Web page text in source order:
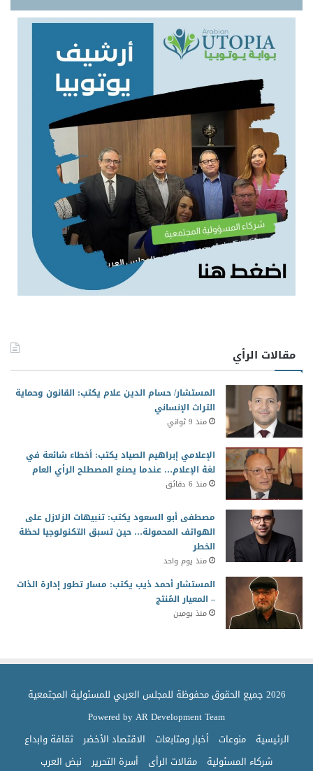
مقالات الرأي
المستشار/ حسام الدين علام يكتب: القانون وحماية
التراث الإنساني
منذ 9 ثواني
الإعلامي إبراهيم الصياد يكتب: أخطاء شائعة في
لغة الإعلام… عندما يصنع المصطلح الرأي العام
منذ 6 دقائق
مصطفى أبو السعود يكتب: تنبيهات الزلازل على
الهواتف المحمولة… حين تسبق التكنولوجيا لحظة
الخطر
منذ يوم واحد
المستشار أحمد ذيب يكتب: مسار تطور إدارة الذات
– المعيار المُنتج
منذ يومين
2026 جميع الحقوق محفوظة للمجلس العربي للمسئولية المجتمعية
Powered by AR Development Team
الرئيسية
منوعات أخبار ومتابعات الاقتصاد الأخضر ثقافة وابداع
شركاء المسئولية مقالات الرأى أسرة التحرير نبض العرب